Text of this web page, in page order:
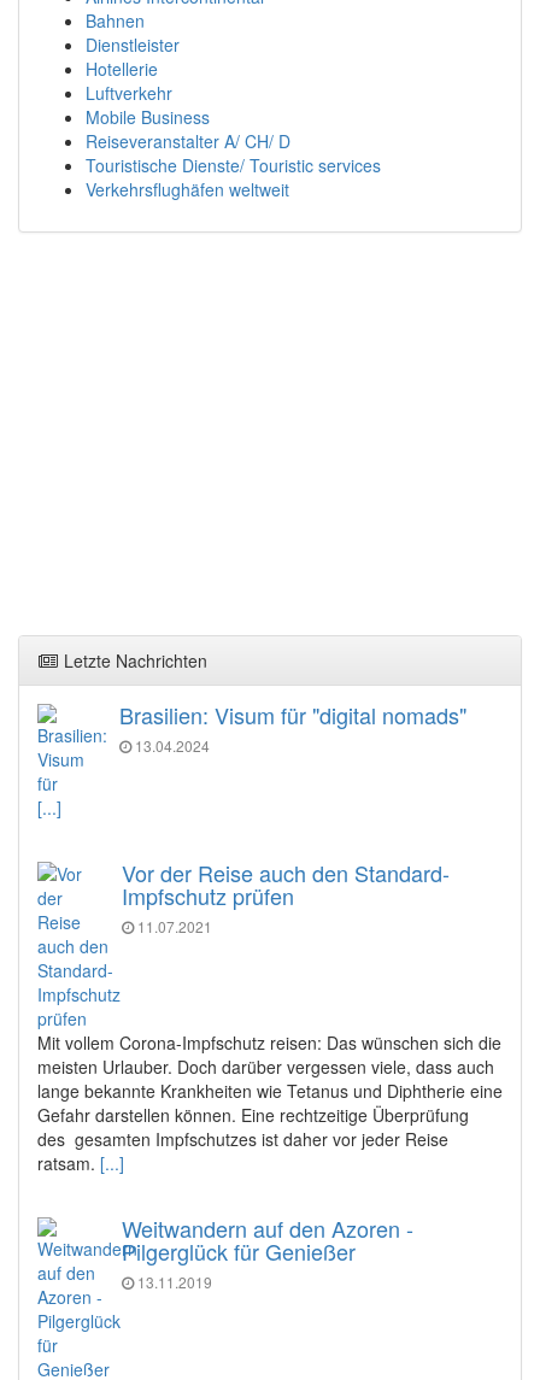
Bahnen
Dienstleister
Hotellerie
Luftverkehr
Mobile Business
Reiseveranstalter A/ CH/ D
Touristische Dienste/ Touristic services
Verkehrsflughäfen weltweit
Letzte Nachrichten
Brasilien: Visum für "digital nomads"
13.04.2024
[...]
Vor der Reise auch den Standard-
Impfschutz prüfen
11.07.2021
Mit vollem Corona-Impfschutz reisen: Das wünschen sich die
meisten Urlauber. Doch darüber vergessen viele, dass auch
lange bekannte Krankheiten wie Tetanus und Diphtherie eine
Gefahr darstellen können. Eine rechtzeitige Überprüfung
des gesamten Impfschutzes ist daher vor jeder Reise
ratsam. [...]
Weitwandern auf den Azoren -
Pilgerglück für Genießer
13.11.2019